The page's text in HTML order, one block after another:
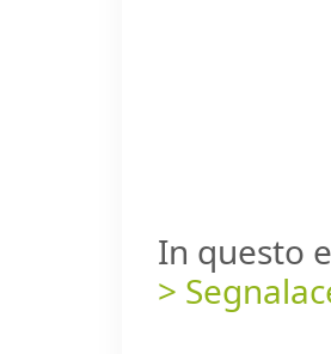
In questo
>